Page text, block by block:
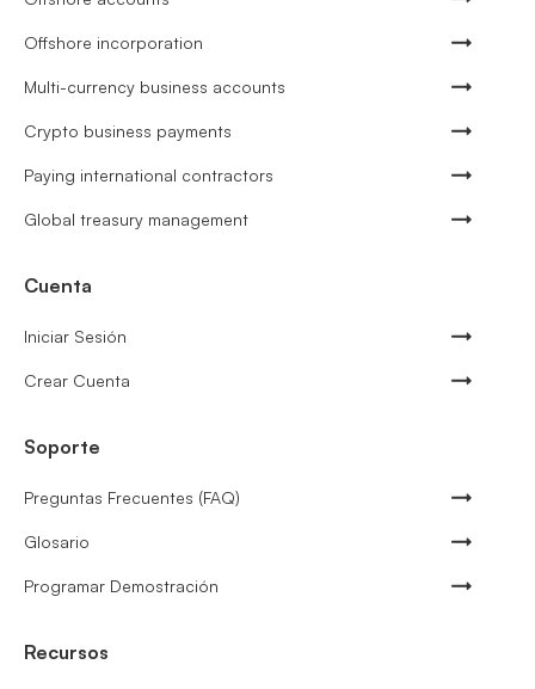
Offshore incorporation
Multi-currency business accounts
Crypto business payments
Paying international contractors
Global treasury management
Cuenta
Iniciar Sesión
Crear Cuenta
Soporte
Preguntas Frecuentes (FAQ)
Glosario
Programar Demostración
Recursos